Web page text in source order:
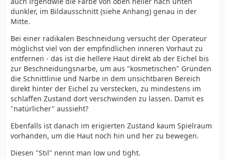
dunkler, im Bildausschnitt (siehe Anhang) genau in der
Mitte.
Bei einer radikalen Beschneidung versucht der Operateur
möglichst viel von der empfindlichen inneren Vorhaut zu
entfernen - das ist die hellere Haut direkt ab der Eichel bis
zur Beschneidungsnarbe, um aus "kosmetischen" Gründen
die Schnittlinie und Narbe in dem unsichtbaren Bereich
direkt hinter der Eichel zu verstecken, zu mindestens im
schlaffen Zustand dort verschwinden zu lassen. Damit es
"natürlicher" aussieht?
Ebenfalls ist danach im erigierten Zustand kaum Spielraum
vorhanden, um die Haut noch hin und her zu bewegen.
Diesen "Stil" nennt man low und tight.